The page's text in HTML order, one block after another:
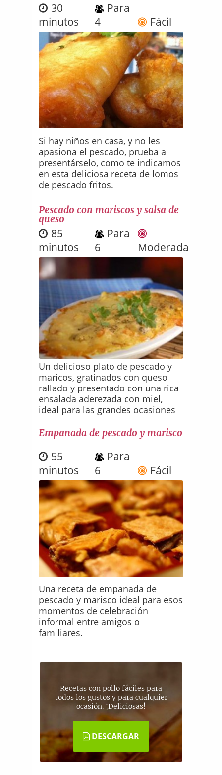
30
minutos
Para
4
Fácil
Si hay niños en casa, y no les
apasiona el pescado, prueba a
presentárselo, como te indicamos
en esta deliciosa receta de lomos
de pescado fritos.
Pescado con mariscos y salsa de
queso
85
minutos
Para
6
Moderada
Un delicioso plato de pescado y
maricos, gratinados con queso
rallado y presentado con una rica
ensalada aderezada con miel,
ideal para las grandes ocasiones
Empanada de pescado y marisco
55
minutos
Para
6
Fácil
Una receta de empanada de
pescado y marisco ideal para esos
momentos de celebración
informal entre amigos o
familiares.
Recetas con pollo fáciles para
todos los gustos y para cualquier
ocasión. ¡Deliciosas!
DESCARGAR